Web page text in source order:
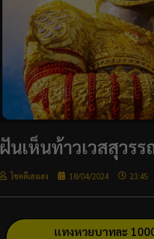
ฝันเห็นท้าวเวสสุวร
โชคดีเฮงเฮง 18/04/2024 23:45
แทงหวยบาทละ